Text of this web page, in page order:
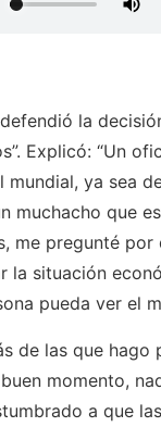
la
Explicó: “Un
mundial, ya sea
muchacho que
me pregunté por
la situación
pueda ver el
de las que hago
momento,
a que